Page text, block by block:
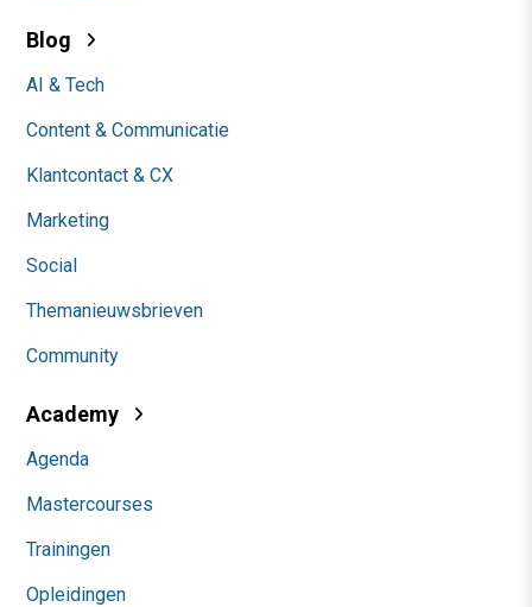
Blog
AI & Tech
Content & Communicatie
Klantcontact & CX
Marketing
Social
Themanieuwsbrieven
Community
Academy
Agenda
Mastercourses
Trainingen
Opleidingen